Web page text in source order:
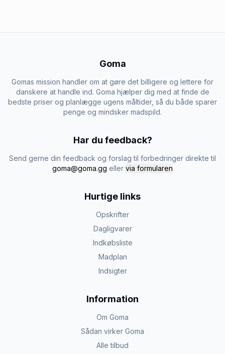
Goma
Gomas mission handler om at gøre det billigere og lettere for
danskere at handle ind. Goma hjælper dig med at finde de
bedste priser og planlægge ugens måltider, så du både sparer
penge og mindsker madspild.
Har du feedback?
Send gerne din feedback og forslag til forbedringer direkte til
goma@goma.gg eller via formularen
Hurtige links
Opskrifter
Dagligvarer
Indkøbsliste
Madplan
Indsigter
Information
Om Goma
Sådan virker Goma
Alle tilbud